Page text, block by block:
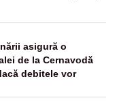
asigură o
de la Cernavodă
debitele vor